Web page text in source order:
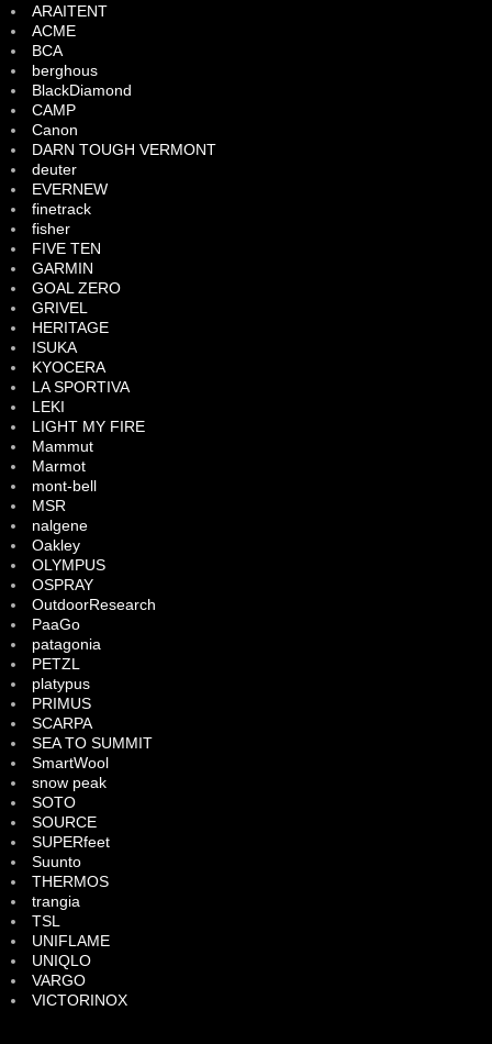
ARAITENT
ACME
BCA
berghous
BlackDiamond
CAMP
Canon
DARN TOUGH VERMONT
deuter
EVERNEW
finetrack
fisher
FIVE TEN
GARMIN
GOAL ZERO
GRIVEL
HERITAGE
ISUKA
KYOCERA
LA SPORTIVA
LEKI
LIGHT MY FIRE
Mammut
Marmot
mont-bell
MSR
nalgene
Oakley
OLYMPUS
OSPRAY
OutdoorResearch
PaaGo
patagonia
PETZL
platypus
PRIMUS
SCARPA
SEA TO SUMMIT
SmartWool
snow peak
SOTO
SOURCE
SUPERfeet
Suunto
THERMOS
trangia
TSL
UNIFLAME
UNIQLO
VARGO
VICTORINOX